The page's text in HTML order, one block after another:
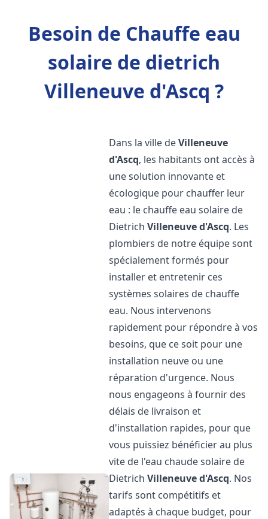
Besoin de Chauffe eau
solaire de dietrich
Villeneuve d'Ascq ?
Dans la ville deVilleneuve
d'Ascq, les habitants ont accès à
une solution innovante et
écologique pour chauffer leur
eau : le chauffe eau solaire de
DietrichVilleneuve d'Ascq. Les
plombiers de notre équipe sont
spécialement formés pour
installer et entretenir ces
systèmes solaires de chauffe
eau. Nous intervenons
rapidement pour répondre à vos
besoins, que ce soit pour une
installation neuve ou une
réparation d'urgence. Nous
nous engageons à fournir des
délais de livraison et
d'installation rapides, pour que
vous puissiez bénéficier au plus
vite de l'eau chaude solaire de
DietrichVilleneuve d'Ascq. Nos
tarifs sont compétitifs et
adaptés à chaque budget, pour